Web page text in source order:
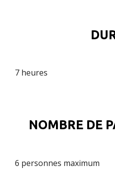
7 heures
NOMBRE DE
6 personnes maximum